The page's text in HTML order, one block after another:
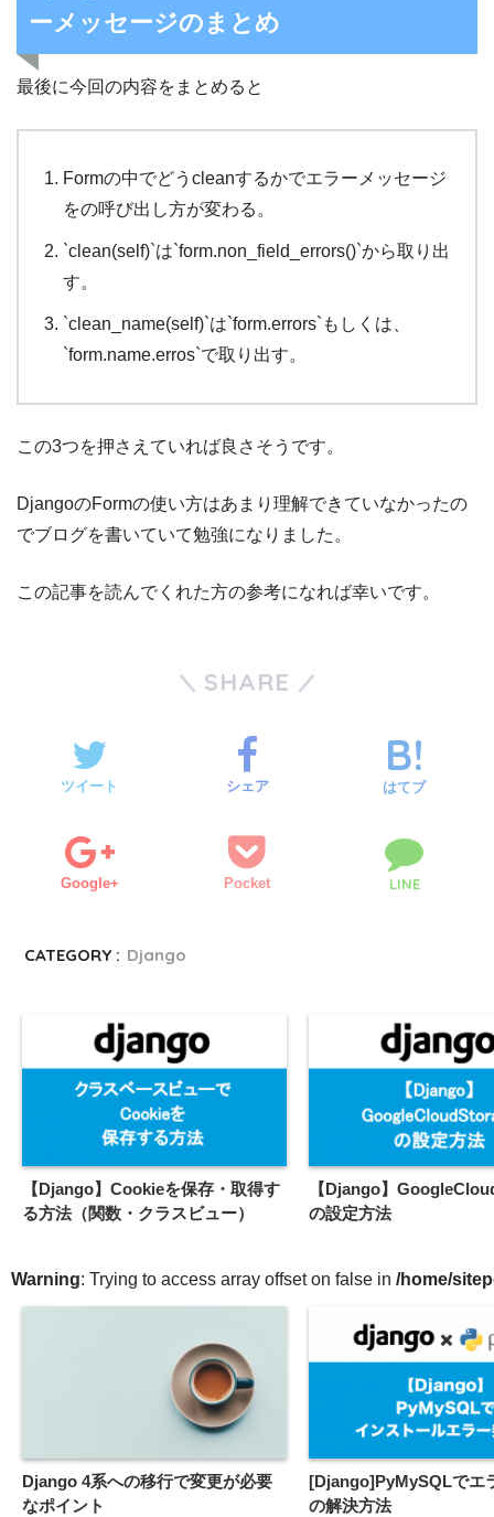
ーメッセージのまとめ
最後に今回の内容をまとめると
Formの中でどうcleanするかでエラーメッセージ
をの呼び出し方が変わる。
`clean(self)`は`form.non_field_errors()`から取り出
す。
`clean_name(self)`は`form.errors`もしくは、
`form.name.erros`で取り出す。
この3つを押さえていれば良さそうです。
DjangoのFormの使い方はあまり理解できていなかったの
でブログを書いていて勉強になりました。
この記事を読んでくれた方の参考になれば幸いです。
SHARE
ツイート シェア はてブ
Google+ Pocket LINE
CATEGORY : Django
【Django】Cookieを保存・取得す
る方法（関数・クラスビュー）
【Django】
の設定方法
Warning: Trying to access array offset on false in /home/
Django 4系への移行で変更が必要
なポイント
[Django]PyMySQLでエ
の解決方法